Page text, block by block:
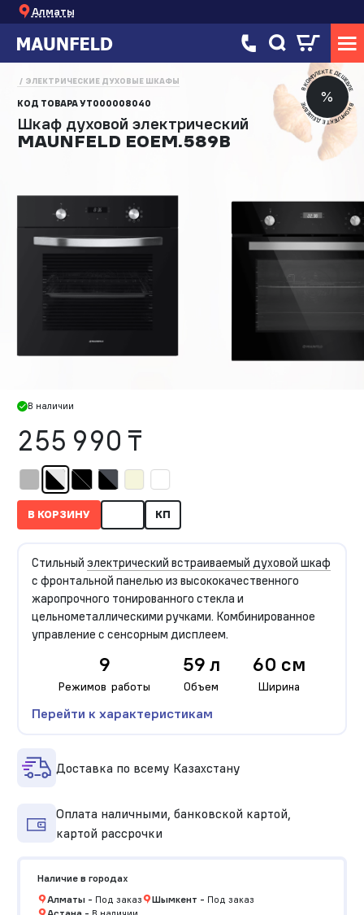
Алматы
%
В КОМПЛЕКТЕ ДЕШЕВЛЕ
В КОМПЛЕКТЕ ДЕШЕВЛЕ
ЭЛЕКТРИЧЕСКИЕ ДУХОВЫЕ ШКАФЫ
КОД ТОВАРАУТ000008040
Шкаф духовой электрический
MAUNFELD EOEM.589B
В наличии
255 990 ₸
В КОРЗИНУ КП
Стильный электрический встраиваемый духовой шкаф
с фронтальной панелью из высококачественного
жаропрочного тонированного стекла и
цельнометаллическими ручками. Комбинированное
управление с сенсорным дисплеем.
9
Режимов работы
59 л
Объем
60 см
Ширина
Перейти к характеристикам
Доставка по всему Казахстану
Оплата наличными, банковской картой,
картой рассрочки
Наличие в городах
Алматы- Под заказ Шымкент - Под заказ